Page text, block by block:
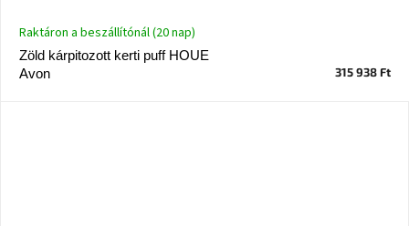
Zöld kárpitozott kerti puff HOUE
Avon
Raktáron a beszállítónál (20 nap)
315 938 Ft